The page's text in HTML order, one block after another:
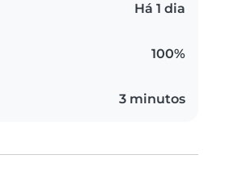
Há 1 dia
100%
3 minutos